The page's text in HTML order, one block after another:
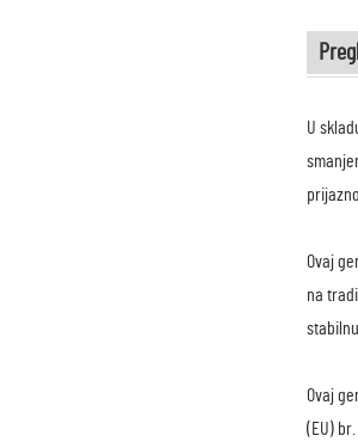
U
Ovaj
na
Ovaj
(EU)